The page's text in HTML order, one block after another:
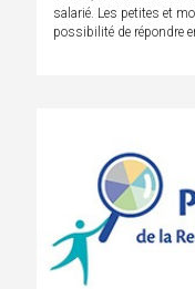
salarié. Les petites et
possibilité de répondre